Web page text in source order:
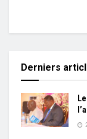
Derniers